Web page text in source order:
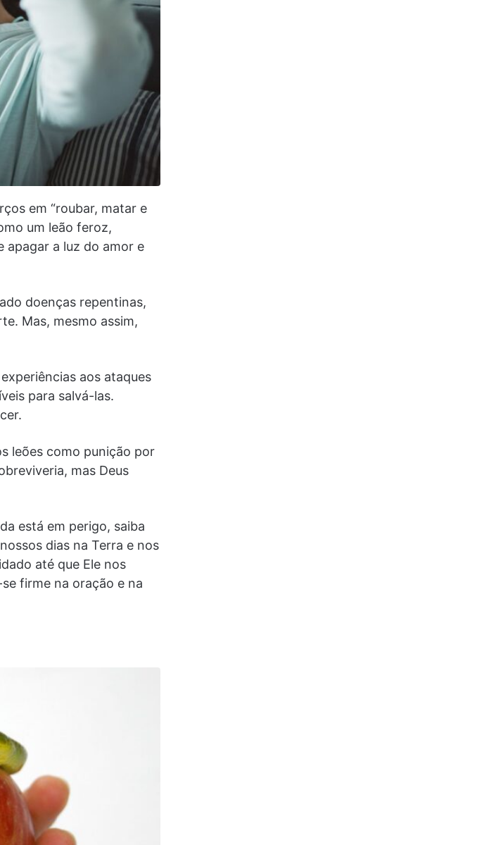
em “roubar, matar e
um leão feroz,
apagar a luz do amor e
doenças repentinas,
Mas, mesmo assim,
aos ataques
para salvá-las.
leões como punição por
mas Deus
está em perigo, saiba
dias na Terra e nos
até que Ele nos
firme na oração e na